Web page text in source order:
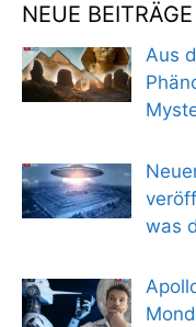
NEUE BEITRÄGE
Aus
was